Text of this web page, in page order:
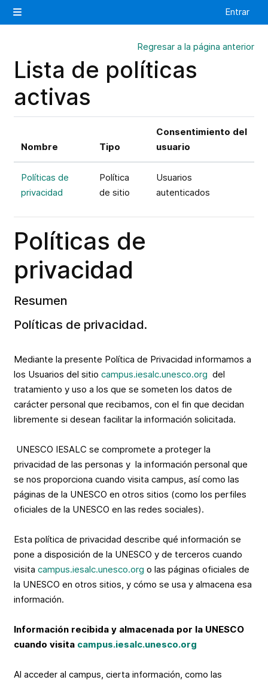
Entrar
Regresar a la página anterior
Lista de políticas
activas
Nombre Tipo
Consentimiento del
usuario
Políticas de
privacidad
Política
de sitio
Usuarios
autenticados
Políticas de
privacidad
Resumen
Políticas de privacidad.
Mediante la presente Política de Privacidad informamos a
los Usuarios del sitio campus.iesalc.unesco.org del
tratamiento y uso a los que se someten los datos de
carácter personal que recibamos, con el fin que decidan
libremente si desean facilitar la información solicitada.
UNESCO IESALC se compromete a proteger la
privacidad de las personas y la información personal que
se nos proporciona cuando visita campus, así como las
páginas de la UNESCO en otros sitios (como los perfiles
oficiales de la UNESCO en las redes sociales).
Esta política de privacidad describe qué información se
pone a disposición de la UNESCO y de terceros cuando
visita campus.iesalc.unesco.org o las páginas oficiales de
la UNESCO en otros sitios, y cómo se usa y almacena esa
información.
Información recibida y almacenada por la UNESCO
cuando visita campus.iesalc.unesco.org
Al acceder al campus, cierta información, como las